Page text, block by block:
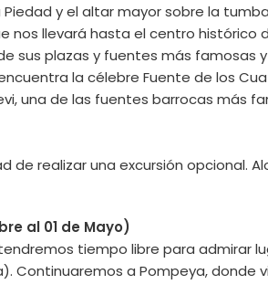
y el altar mayor sobre la
llevará hasta el centro histórico
sus plazas y fuentes más famosas
la célebre Fuente de los
una de las fuentes barrocas más
de realizar una excursión opcional.
al 01 de Mayo)
tiempo libre para admirar
Continuaremos a Pompeya,